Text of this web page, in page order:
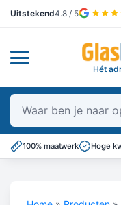
Uitstekend4.8 / 5
Hét
Waar ben je naar
100% maatwerk Hoge